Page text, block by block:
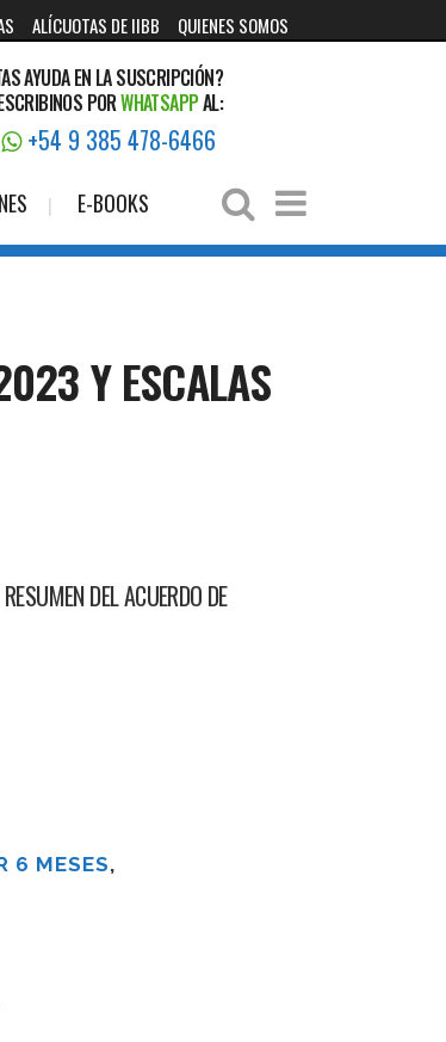
ALÍCUOTAS DE IIBB QUIENES SOMOS
AYUDA EN LA SUSCRIPCIÓN?
PORWHATSAPPAL:
+54 9 385 478-6466
E-BOOKS
Y ESCALAS
DEL ACUERDO DE
6 MESES,